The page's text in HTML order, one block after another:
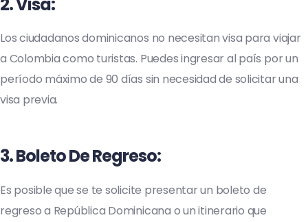
Los ciudadanos dominicanos no necesitan visa para viajar
a Colombia como turistas. Puedes ingresar al país por un
período máximo de 90 días sin necesidad de solicitar una
visa previa.
3.Boleto De Regreso:
Es posible que se te solicite presentar un boleto de
regreso a República Dominicana o un itinerario que